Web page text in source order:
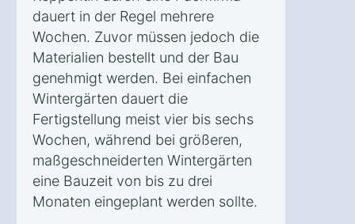
dauert in der Regel mehrere
Wochen. Zuvor müssen jedoch die
Materialien bestellt und der Bau
genehmigt werden. Bei einfachen
Wintergärten dauert die
Fertigstellung meist vier bis sechs
Wochen, während bei größeren,
maßgeschneiderten Wintergärten
eine Bauzeit von bis zu drei
Monaten eingeplant werden sollte.